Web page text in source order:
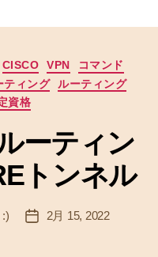
CISCO VPN
コマンド
ティング
ルーティング
資格
ーティン
トンネル
:)
投
2月 15, 2022